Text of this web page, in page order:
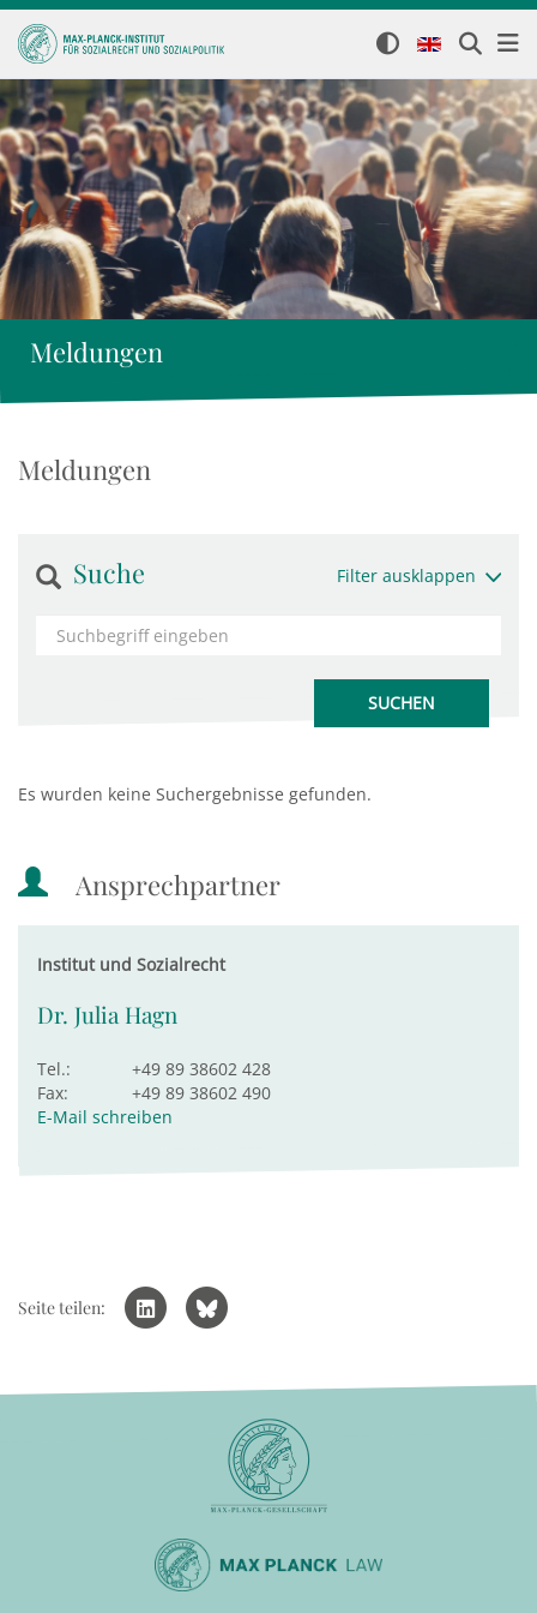
Meldungen
Meldungen
Suche Filter ausklappen
Es wurden keine Suchergebnisse gefunden.
Ansprechpartner
Institut und Sozialrecht
Dr. Julia Hagn
Tel.:
+49 89 38602 428
Fax:
+49 89 38602 490
E-Mail schreiben
Seite teilen: